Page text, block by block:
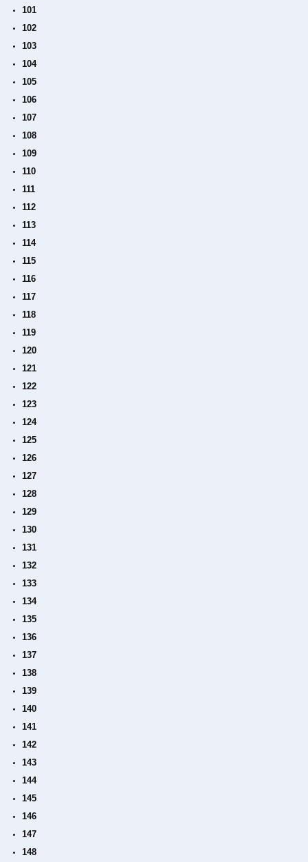
101
102
103
104
105
106
107
108
109
110
111
112
113
114
115
116
117
118
119
120
121
122
123
124
125
126
127
128
129
130
131
132
133
134
135
136
137
138
139
140
141
142
143
144
145
146
147
148